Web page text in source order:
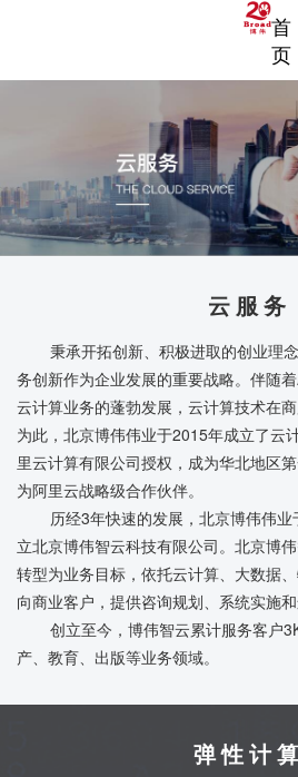
首
页
云服务
秉承开拓创新、积极进取的创业理
务创新作为企业发展的重要战略。伴随
云计算业务的蓬勃发展，云计算技术在
为此，北京博伟伟业于2015年成立了云
里云计算有限公司授权，成为华北地区
为阿里云战略级合作伙伴。
历经3年快速的发展，北京博伟伟
立北京博伟智云科技有限公司。北京博
转型为业务目标，依托云计算、大数据
向商业客户，提供咨询规划、系统实施
创立至今，博伟智云累计服务客户
产、教育、出版等业务领域。
弹性计算